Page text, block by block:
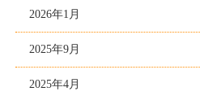
2026年1月
2025年9月
2025年4月